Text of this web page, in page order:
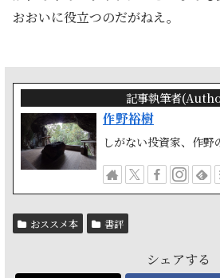
おおいに役立つのだがねえ。
記事執筆者
作野裕樹
しがない投資家、作野
おススメ本 書評
シェアする